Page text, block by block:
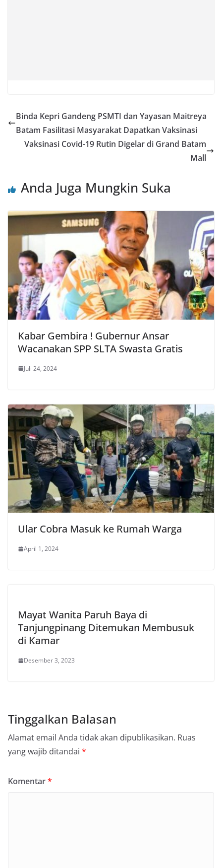
Binda Kepri Gandeng PSMTI dan Yayasan Maitreya
Batam Fasilitasi Masyarakat Dapatkan Vaksinasi
Vaksinasi Covid-19 Rutin Digelar di Grand Batam
Mall
Anda Juga Mungkin Suka
Kabar Gembira ! Gubernur Ansar
Wacanakan SPP SLTA Swasta Gratis
Juli 24, 2024
Ular Cobra Masuk ke Rumah Warga
April 1, 2024
Mayat Wanita Paruh Baya di
Tanjungpinang Ditemukan Membusuk
di Kamar
Desember 3, 2023
Tinggalkan Balasan
Alamat email Anda tidak akan dipublikasikan. Ruas
yang wajib ditandai *
Komentar*